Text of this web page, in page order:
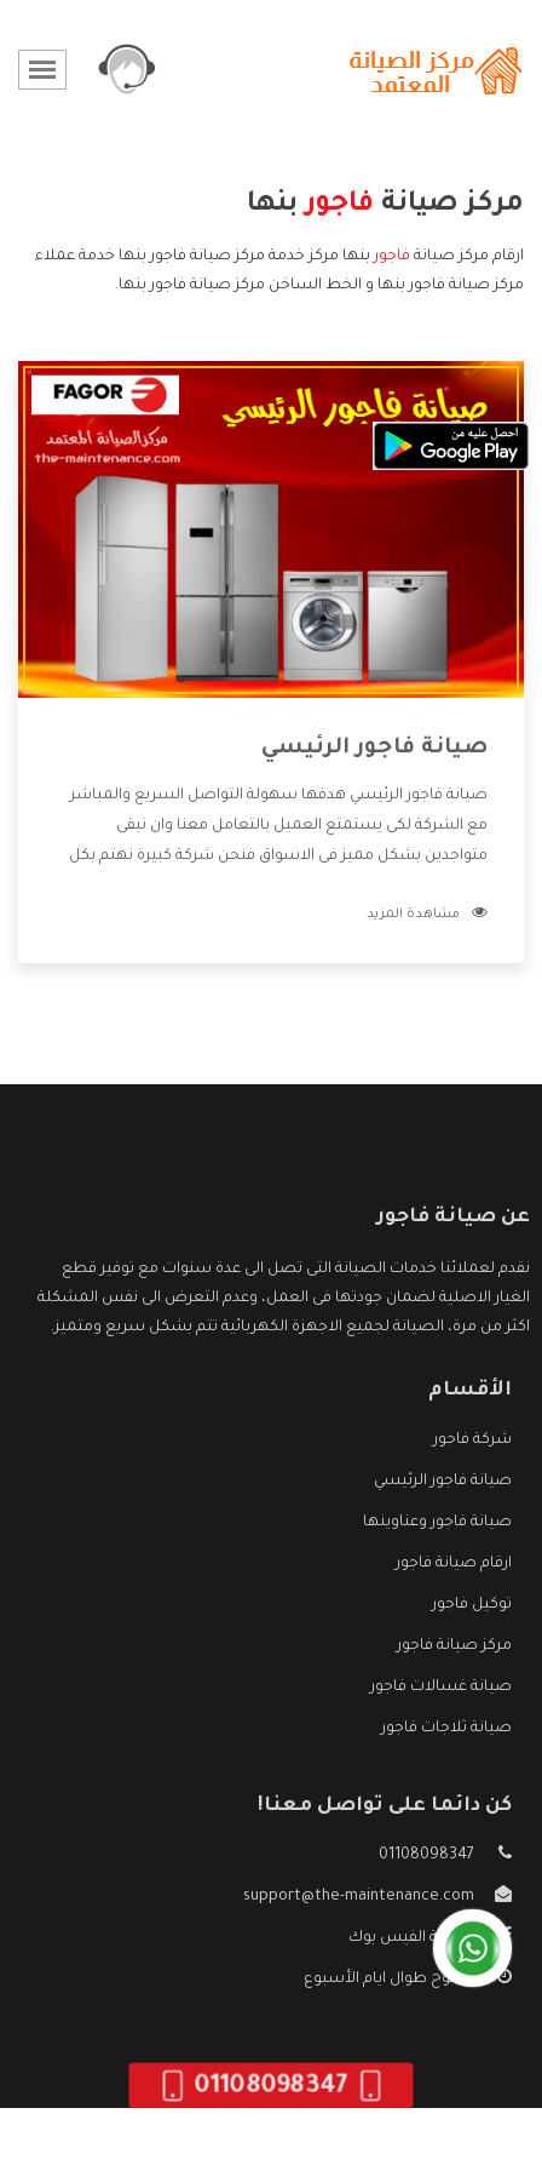
مركز صيانة فاجوربنها
ارقام مركز صيانة فاجور بنها مركز خدمة مركز صيانة فاجور بنها خدمة عملاء
مركز صيانة فاجور بنها و الخط الساخن مركز صيانة فاجور بنها.
صيانة فاجور الرئيسي
صيانة فاجور الرئيسي هدفها سهولة التواصل السريع والمباشر
مع الشركة لكى يستمتع العميل بالتعامل معنا وان نبقى
متواجدين بشكل مميز فى الاسواق فنحن شركة كبيرة نهتم بكل
الشركة بها والتى تكون منها خدمة الصيانة التى تكون من أهم
مشاهدة المزيد
عن صيانة فاجور
نقدم لعملائنا خدمات الصيانة التى تصل الى عدة سنوات مع توفير قطع
الغيار الاصلية لضمان جودتها فى العمل، وعدم التعرض الى نفس المشكلة
اكثر من مرة، الصيانة لجميع الاجهزة الكهربائية تتم بشكل سريع ومتميز.
الأقسام
شركة فاجور
صيانة فاجور الرئيسي
صيانة فاجور وعناوينها
ارقام صيانة فاجور
توكيل فاجور
مركز صيانة فاجور
صيانة غسالات فاجور
صيانة ثلاجات فاجور
كن دائما على تواصل معنا!
01108098347
support@the-maintenance.com
صفحة الفيس بوك
مفتوح طوال ايام الأسبوع
01108098347